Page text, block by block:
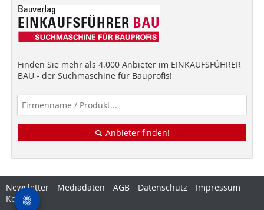
Finden Sie mehr als 4.000 Anbieter im EINKAUFSFÜHRER
BAU - der Suchmaschine für Bauprofis!
Anbieter finden!
Newsletter Mediadaten AGB Datenschutz
Impressum
Kontakt